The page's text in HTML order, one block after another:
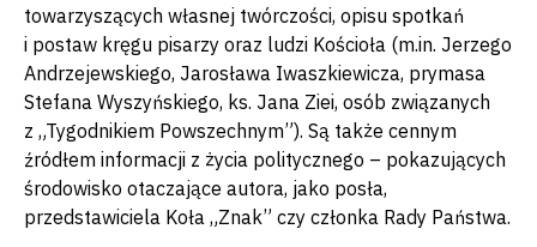
towarzyszących własnej twórczości, opisu spotkań
i postaw kręgu pisarzy oraz ludzi Kościoła (m.in. Jerzego
Andrzejewskiego, Jarosława Iwaszkiewicza, prymasa
Stefana Wyszyńskiego, ks. Jana Ziei, osób związanych
z „Tygodnikiem Powszechnym”). Są także cennym
źródłem informacji z życia politycznego – pokazujących
środowisko otaczające autora, jako posła,
przedstawiciela Koła „Znak” czy członka Rady Państwa.